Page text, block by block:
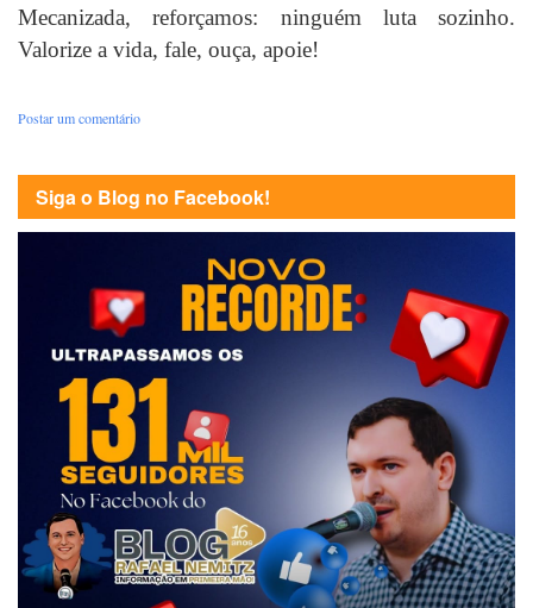
Mecanizada, reforçamos: ninguém luta sozinho.
Valorize a vida, fale, ouça, apoie!
Postar um comentário
Siga o Blog no Facebook!